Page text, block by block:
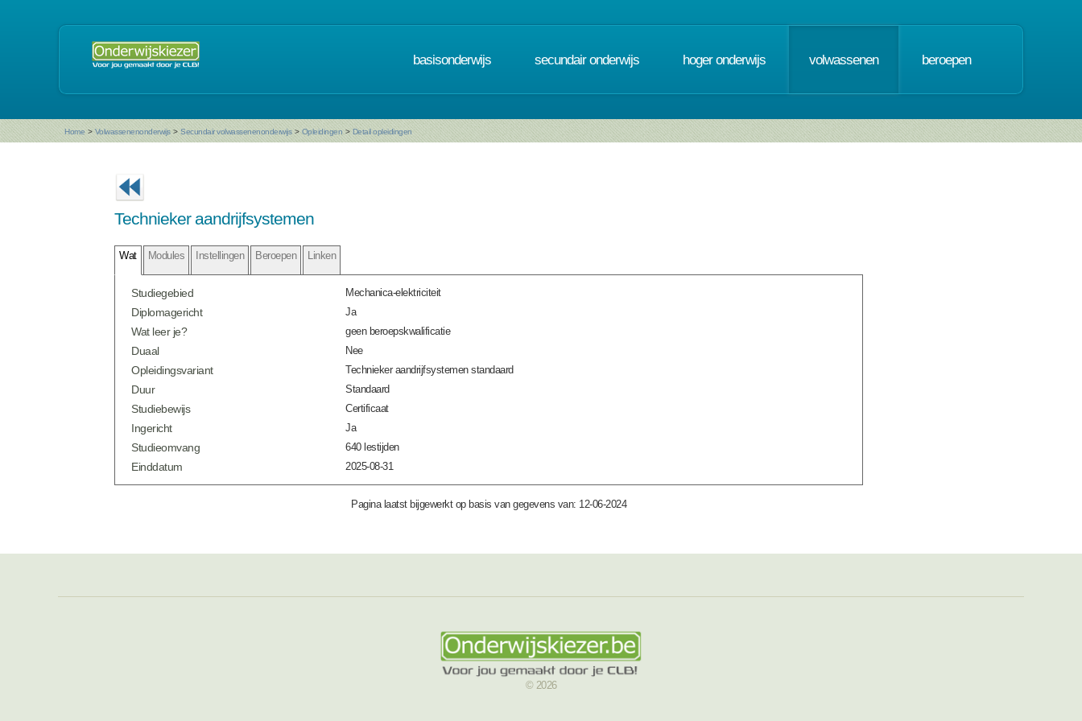
basisonderwijs secundair onderwijs hoger onderwijs volwassenen beroepen
Home > Volwassenenonderwijs > Secundair volwassenenonderwijs > Opleidingen > Detail opleidingen
Technieker aandrijfsystemen
Wat Modules Instellingen Beroepen Linken
Studiegebied Mechanica-elektriciteit
Diplomagericht Ja
Wat leer je? geen beroepskwalificatie
Duaal Nee
Opleidingsvariant Technieker aandrijfsystemen standaard
Duur Standaard
Studiebewijs Certificaat
Ingericht Ja
Studieomvang 640 lestijden
Einddatum 2025-08-31
Pagina laatst bijgewerkt op basis van gegevens van: 12-06-2024
© 2026